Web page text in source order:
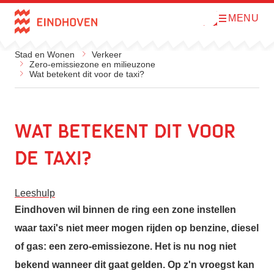
Direct naar de inhoud
O
MENU
Stad en Wonen
Verkeer
Zero-emissiezone en milieuzone
Wat betekent dit voor de taxi?
Wat betekent dit voor
de taxi?
Leeshulp
Eindhoven wil binnen de ring een zone instellen
waar taxi's niet meer mogen rijden op benzine, diesel
of gas: een zero-emissiezone. Het is nu nog niet
bekend wanneer dit gaat gelden. Op z'n vroegst kan